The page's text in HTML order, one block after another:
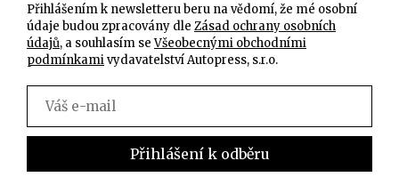
Přihlášením k newsletteru beru na vědomí, že mé osobní
údaje budou zpracovány dle Zásad ochrany osobních
údajů, a souhlasím seVšeobecnými obchodními
podmínkamivydavatelství Autopress, s.r.o.